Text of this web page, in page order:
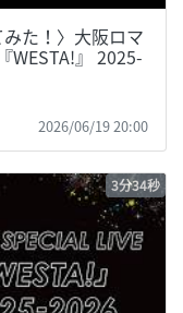
みた！〉大阪ロマ
WESTA!』 2025-
2026/06/19 20:00
3分34秒